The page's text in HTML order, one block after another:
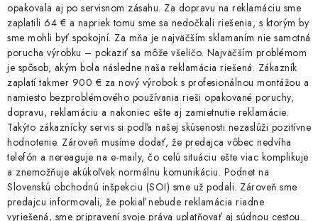
opakovala aj po servisnom zásahu. Za dopravu na reklamáciu sme
zaplatili 64 € a napriek tomu sme sa nedočkali riešenia, s ktorým by
sme mohli byť spokojní. Za mňa je najväčším sklamaním nie samotná
porucha výrobku – pokaziť sa môže všeličo. Najväčším problémom
je spôsob, akým bola následne naša reklamácia riešená. Zákazník
zaplatí takmer 900 € za nový výrobok s profesionálnou montážou a
namiesto bezproblémového používania rieši opakované poruchy,
dopravu, reklamáciu a nakoniec ešte aj zamietnutie reklamácie.
Takýto zákaznícky servis si podľa našej skúsenosti nezaslúži pozitívne
hodnotenie. Zároveň musíme dodať, že predajca vôbec nedvíha
telefón a nereaguje na e-maily, čo celú situáciu ešte viac komplikuje
a znemožňuje akúkoľvek normálnu komunikáciu. Podnet na
Slovenskú obchodnú inšpekciu (SOI) sme už podali. Zároveň sme
predajcu informovali, že pokiaľ nebude reklamácia riadne
vyriešená, sme pripravení svoje práva uplatňovať aj súdnou cestou.